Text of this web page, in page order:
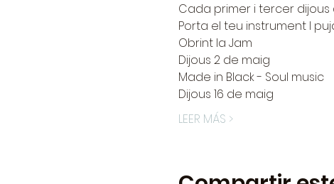
Cada primer i tercer
Porta el teu instrument I
Obrint la Jam
Dijous 2 de maig
Made in Black - Soul music
Dijous 16 de maig
LEER MÁS >